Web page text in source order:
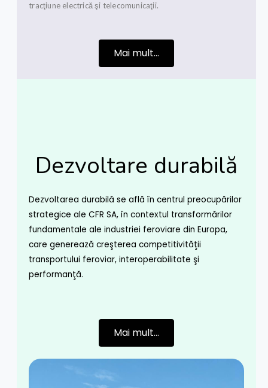
tracţiune electrică şi telecomunicaţii.
Mai mult...
Dezvoltare durabilă
Dezvoltarea durabilă se află în centrul preocupărilor
strategice ale CFR SA, în contextul transformărilor
fundamentale ale industriei feroviare din Europa,
care generează creşterea competitivităţii
transportului feroviar, interoperabilitate şi
performanţă.
Mai mult...